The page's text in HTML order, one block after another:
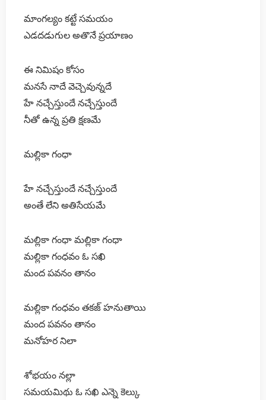
మాంగల్యం కట్టే సమయం
ఎడదడుగుల అతొనే ప్రయాణం
ఈ నిమిషం కోసం
మనసే నాదే వెచ్చెవున్నదే
హే నచ్చేస్తుందే నచ్చేస్తుందే
నీతో ఉన్న ప్రతి క్షణమే
మల్లికా గంధా
హే నచ్చేస్తుందే నచ్చేస్తుందే
అంతే లేని అతిసేయమే
మల్లికా గంధా మల్లికా గంధా
మల్లికా గంధవం ఓ సఖి
మంద పవనం తానం
మల్లికా గంధవం తకజ్ హనుతాయి
మంద పవనం తానం
మనోహర నిలా
శోభయం నల్లా
సమయమిథు ఓ సఖి ఎన్నె కెల్కు